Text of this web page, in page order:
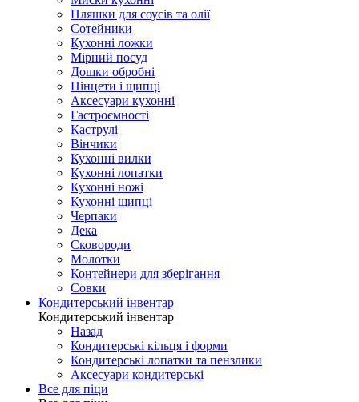
Пляшки для соусів та олії
Сотейники
Кухонні ложки
Мірний посуд
Дошки обробні
Пінцети і щипці
Аксесуари кухонні
Гастроємності
Каструлі
Вінчики
Кухонні вилки
Кухонні лопатки
Кухонні ножі
Кухонні щипці
Черпаки
Дека
Сковороди
Молотки
Контейнери для зберігання
Совки
Кондитерський інвентар
Кондитерський інвентар
Назад
Кондитерські кільця і форми
Кондитерські лопатки та пензлики
Аксесуари кондитерські
Все для піци